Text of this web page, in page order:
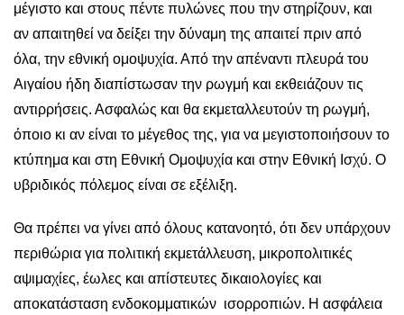
μέγιστο και στους πέντε πυλώνες που την στηρίζουν, και
αν απαιτηθεί να δείξει την δύναμη της απαιτεί πριν από
όλα, την εθνική ομοψυχία. Από την απέναντι πλευρά του
Αιγαίου ήδη διαπίστωσαν την ρωγμή και εκθειάζουν τις
αντιρρήσεις. Ασφαλώς και θα εκμεταλλευτούν τη ρωγμή,
όποιο κι αν είναι το μέγεθος της, για να μεγιστοποιήσουν το
κτύπημα και στη Εθνική Ομοψυχία και στην Εθνική Ισχύ. Ο
υβριδικός πόλεμος είναι σε εξέλιξη.
Θα πρέπει να γίνει από όλους κατανοητό, ότι δεν υπάρχουν
περιθώρια για πολιτική εκμετάλλευση, μικροπολιτικές
αψιμαχίες, έωλες και απίστευτες δικαιολογίες και
αποκατάσταση ενδοκομματικών ισορροπιών. Η ασφάλεια